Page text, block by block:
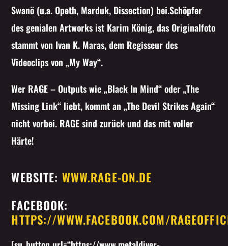
Swanö (u.a. Opeth, Marduk, Dissection) bei.Schöpfer
des genialen Artworks ist Karim König, das Originalfoto
stammt von Ivan K. Maras, dem Regisseur des
Videoclips von „My Way“.
Wer RAGE – Outputs wie „Black In Mind“ oder „The
Missing Link“ liebt, kommt an „The Devil Strikes Again“
nicht vorbei. RAGE sind zurück und das mit voller
Härte!
WEBSITE: WWW.RAGE-ON.DE
FACEBOOK:
HTTPS://WWW.FACEBOOK.COM/